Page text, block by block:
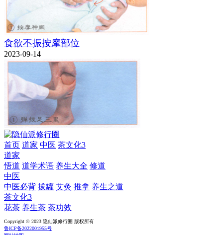
食欲不振按摩部位
2023-09-14
首页 道家 中医 茶文化3
道家
悟道 道学术语 养生大全 修道
中医
中医必背 拔罐 艾灸 推拿 养生之道
茶文化3
花茶 养生茶 茶功效
Copyright © 2023 隐仙派修行圈 版权所有
鲁ICP备2022001955号